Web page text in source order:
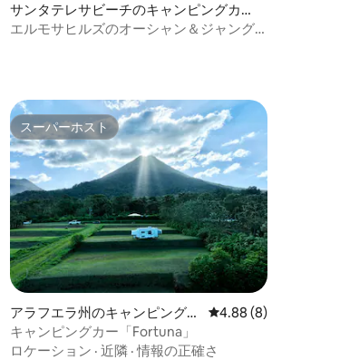
サンタテレサビーチのキャンピングカ
ー・RV
エルモサヒルズのオーシャン＆ジャング
スーパーホスト
スーパーホスト
アラフエラ州のキャンピングカ
ー・RV
レビュー8件、5つ星
4.88 (8)
キャンピングカー「Fortuna」
ロケーション · 近隣 ·情報の正確さ